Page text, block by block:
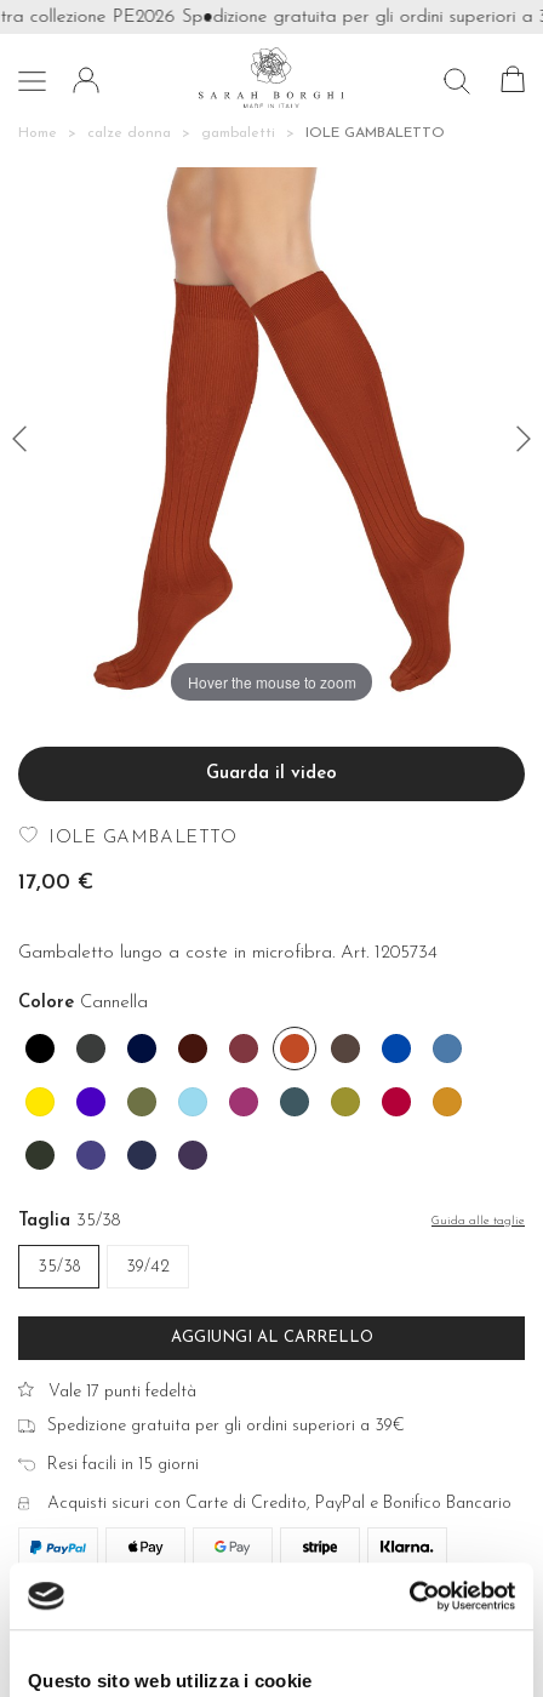
Questo sito web utilizza i cookie
collezione PE2026 Spedizione gratuita per gli ordini superiori a

Home calze donna gambaletti IOLE GAMBALETTO
Hover the mouse to zoom
Guarda il video
IOLE GAMBALETTO
17,00 €
Gambaletto lungo a coste in microfibra. Art. 1205734
Colore Cannella
Nero
Grigio
antracite
Blu BordeauxBorgognaCannellaCioccolatoCobaltoDenim
GirasoleIndacoMimeticoOnda OrchideaOttanioPistacchioRubinoSenape
Verde
bosco
Viola
Blu
violet
Prugna
Taglia 35/38 Guida alle taglie
35/38 39/42
AGGIUNGI AL CARRELLO
Vale 17 punti fedeltà
Spedizione gratuita per gli ordini superiori a 39€
Resi facili in 15 giorni
Acquisti sicuri con Carte di Credito, PayPal e Bonifico Bancario
DESCRIZIONE